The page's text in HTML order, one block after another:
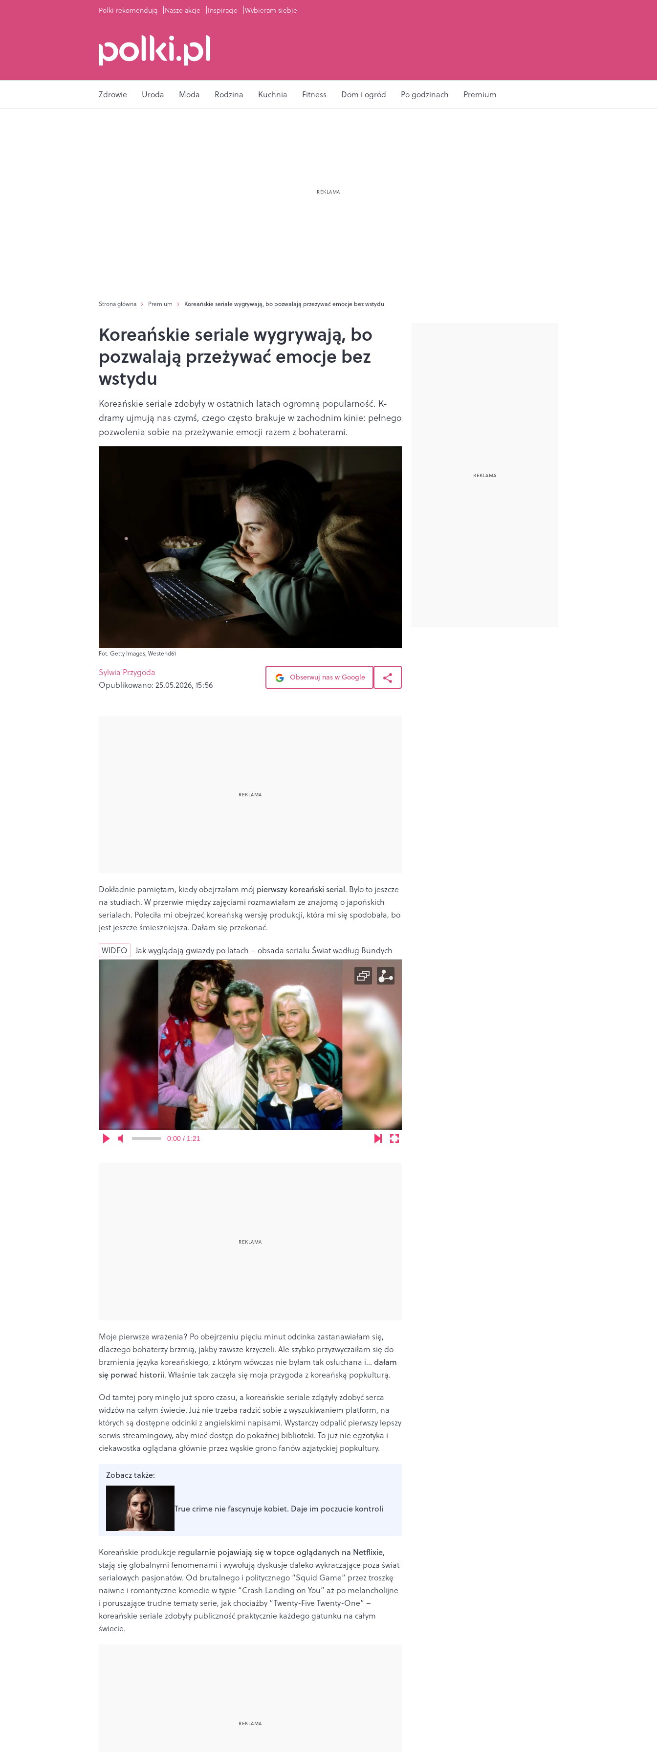
Polki rekomendują Nasze akcje Inspiracje Wybieram siebie
Zdrowie Uroda Moda Rodzina Kuchnia Fitness Dom i ogród Po godzinach Premium
Strona główna Premium Koreańskie seriale wygrywają, bo pozwalają przeżywać emocje bez wstydu
Koreańskie seriale wygrywają, bo
pozwalają przeżywać emocje bez
wstydu
Koreańskie seriale zdobyły w ostatnich latach ogromną popularność. K-
dramy ujmują nas czymś, czego często brakuje w zachodnim kinie: pełnego
pozwolenia sobie na przeżywanie emocji razem z bohaterami.
Fot. Getty Images, Westend61
Sylwia Przygoda
Opublikowano: 25.05.2026, 15:56
Obserwuj nas w Google
Dokładnie pamiętam, kiedy obejrzałam mój pierwszy koreański serial. Było to jeszcze
na studiach. W przerwie między zajęciami rozmawiałam ze znajomą o japońskich
serialach. Poleciła mi obejrzeć koreańską wersję produkcji, która mi się spodobała, bo
jest jeszcze śmieszniejsza. Dałam się przekonać.
WIDEO Jak wyglądają gwiazdy po latach – obsada serialu Świat według Bundych
0:00 / 1:21
Moje pierwsze wrażenia? Po obejrzeniu pięciu minut odcinka zastanawiałam się,
dlaczego bohaterzy brzmią, jakby zawsze krzyczeli. Ale szybko przyzwyczaiłam się do
brzmienia języka koreańskiego, z którym wówczas nie byłam tak osłuchana i… dałam
się porwać historii. Właśnie tak zaczęła się moja przygoda z koreańską popkulturą.
Od tamtej pory minęło już sporo czasu, a koreańskie seriale zdążyły zdobyć serca
widzów na całym świecie. Już nie trzeba radzić sobie z wyszukiwaniem platform, na
których są dostępne odcinki z angielskimi napisami. Wystarczy odpalić pierwszy lepszy
serwis streamingowy, aby mieć dostęp do pokaźnej biblioteki. To już nie egzotyka i
ciekawostka oglądana głównie przez wąskie grono fanów azjatyckiej popkultury.
Zobacz także:
True crime nie fascynuje kobiet. Daje im poczucie kontroli
Koreańskie produkcje regularnie pojawiają się w topce oglądanych na Netflixie,
stają się globalnymi fenomenami i wywołują dyskusje daleko wykraczające poza świat
serialowych pasjonatów. Od brutalnego i politycznego “Squid Game” przez troszkę
naiwne i romantyczne komedie w typie “Crash Landing on You” aż po melancholijne
i poruszające trudne tematy serie, jak chociażby “Twenty-Five Twenty-One” –
koreańskie seriale zdobyły publiczność praktycznie każdego gatunku na całym
świecie.